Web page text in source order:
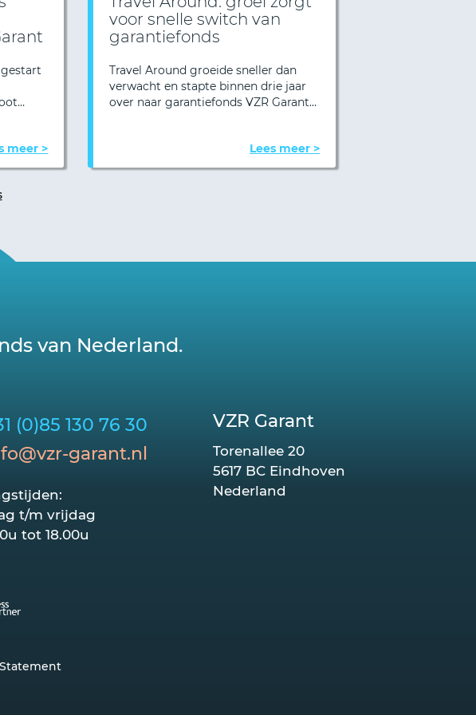
meer >
voor snelle switch van
garantiefonds
Travel Around groeide sneller dan
verwacht en stapte binnen drie jaar
over naar garantiefonds VZR Garant…
Lees meer >
van Nederland.
(0)85 130 76 30
garant.nl
t/m vrijdag
tot 18.00u
VZR Garant
Torenallee 20
5617 BC Eindhoven
Nederland